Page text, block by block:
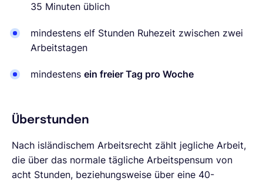
35 Minuten üblich
mindestens elf Stunden Ruhezeit zwischen zwei
Arbeitstagen
mindestens ein freier Tag pro Woche
Überstunden
Nach isländischem Arbeitsrecht zählt jegliche Arbeit,
die über das normale tägliche Arbeitspensum von
acht Stunden, beziehungsweise über eine 40-